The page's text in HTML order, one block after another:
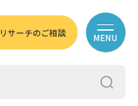
リサーチのご相談 MENU